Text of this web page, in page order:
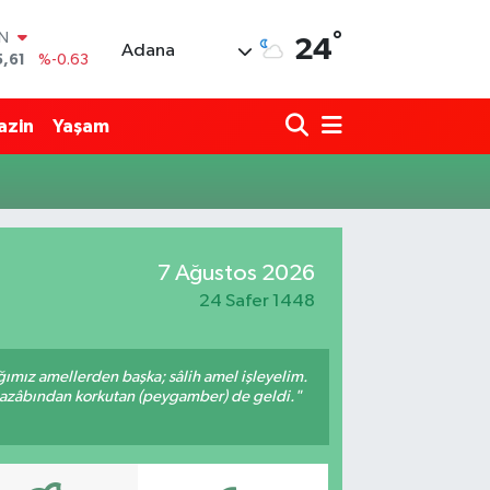
%-0.63
Adana 24°
Yaşam
7 Ağustos 2026
24 Safer 1448
amellerden başka; sâlih amel işleyelim.
korkutan (peygamber) de geldi."